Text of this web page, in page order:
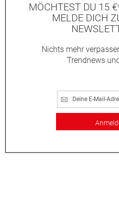
MÖCHTEST DU 15
MELDE DICH
Nichts mehr
Trendnews